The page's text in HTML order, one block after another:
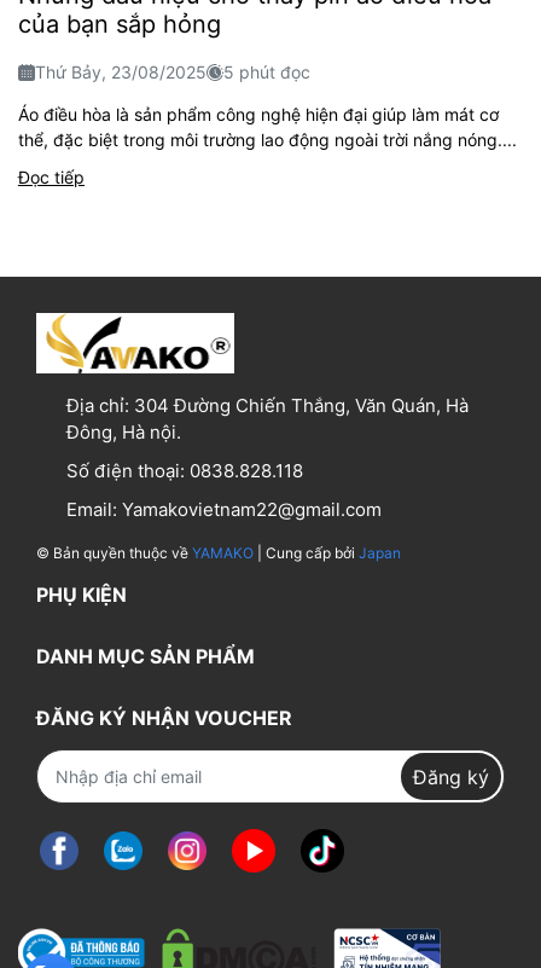
của bạn sắp hỏng
Thứ Bảy, 23/08/2025 5 phút đọc
Áo điều hòa là sản phẩm công nghệ hiện đại giúp làm mát cơ
thể, đặc biệt trong môi trường lao động ngoài trời nắng nóng....
Đọc tiếp
Địa chỉ: 304 Đường Chiến Thắng, Văn Quán, Hà
Đông, Hà nội.
Số điện thoại: 0838.828.118
Email: Yamakovietnam22@gmail.com
© Bản quyền thuộc về YAMAKO | Cung cấp bởi Japan
PHỤ KIỆN
DANH MỤC SẢN PHẨM
ĐĂNG KÝ NHẬN VOUCHER
Đăng ký